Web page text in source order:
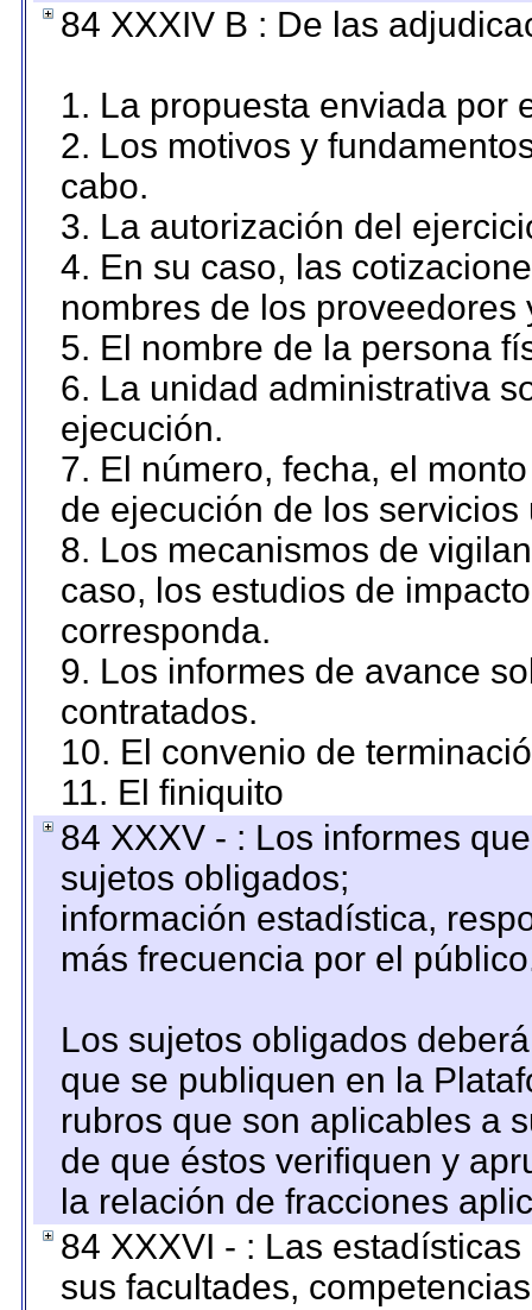
84 XXXIV B : De las
1. La propuesta enviada por
2. Los motivos y
cabo.
3. La autorización del
4. En su caso, las
nombres de los proveedores
5. El nombre de la persona
6. La unidad administrativa
ejecución.
7. El número, fecha, el
de ejecución de los servicios
8. Los mecanismos de
caso, los estudios de
corresponda.
9. Los informes de avance
contratados.
10. El convenio de
11. El finiquito
84 XXXV - : Los informes
sujetos obligados;
información estadística,
más frecuencia por el
Los sujetos obligados
que se publiquen en la
rubros que son aplicables a
de que éstos verifiquen y
la relación de fracciones
84 XXXVI - : Las
sus facultades,